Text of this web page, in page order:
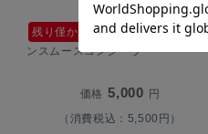
残り僅か
Lekarka レカルカ スキ
ンスムースコンシーラー
価格 5,000 円
（消費税込：5,500円）